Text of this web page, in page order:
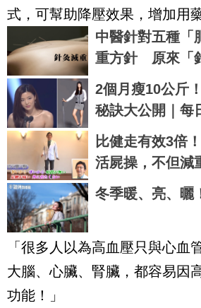
式，可幫助降壓效果，增加用
中醫針對五種「
重方針 原來「
多？
2個月瘦10公斤
秘訣大公開｜每
比健走有效3倍
活屍操，不但減
保護心血管｜
冬季暖、亮、曬
「很多人以為高血壓只與心血
大腦、心臟、腎臟，都容易因
功能！」